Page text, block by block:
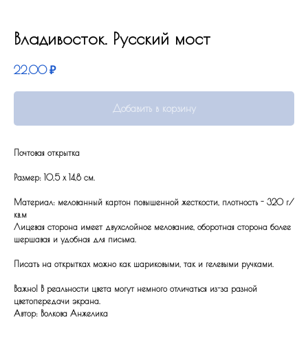
Владивосток. Русский мост
22,00 ₽
Добавить в корзину
Почтовая открытка
Размер: 10,5 x 14,8 см.
Материал: мелованный картон повышенной жесткости, плотность - 320 г/
кв.м
Лицевая сторона имеет двухслойное мелование, оборотная сторона более
шершавая и удобная для письма.
Писать на открытках можно как шариковыми, так и гелевыми ручками.
Важно! В реальности цвета могут немного отличаться из-за разной
цветопередачи экрана.
Автор: Волкова Анжелика